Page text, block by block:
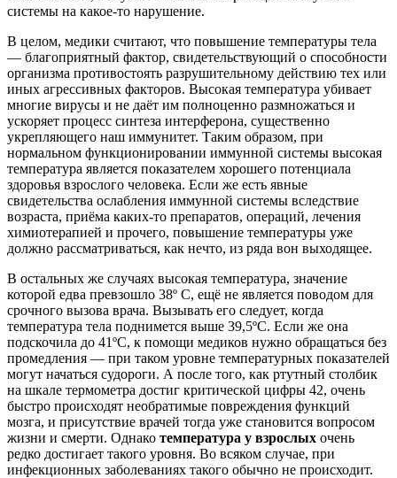
системы на какое-то нарушение.
В целом, медики считают, что повышение температуры тела
— благоприятный фактор, свидетельствующий о способности
организма противостоять разрушительному действию тех или
иных агрессивных факторов. Высокая температура убивает
многие вирусы и не даёт им полноценно размножаться и
ускоряет процесс синтеза интерферона, существенно
укрепляющего наш иммунитет. Таким образом, при
нормальном функционировании иммунной системы высокая
температура является показателем хорошего потенциала
здоровья взрослого человека. Если же есть явные
свидетельства ослабления иммунной системы вследствие
возраста, приёма каких-то препаратов, операций, лечения
химиотерапией и прочего, повышение температуры уже
должно рассматриваться, как нечто, из ряда вон выходящее.
В остальных же случаях высокая температура, значение
которой едва превзошло 38º С, ещё не является поводом для
срочного вызова врача. Вызывать его следует, когда
температура тела поднимется выше 39,5ºС. Если же она
подскочила до 41ºС, к помощи медиков нужно обращаться без
промедления — при таком уровне температурных показателей
могут начаться судороги. А после того, как ртутный столбик
на шкале термометра достиг критической цифры 42, очень
быстро происходят необратимые повреждения функций
мозга, и присутствие врачей тогда уже становится вопросом
жизни и смерти. Однако температура у взрослых очень
редко достигает такого уровня. Во всяком случае, при
инфекционных заболеваниях такого обычно не происходит.